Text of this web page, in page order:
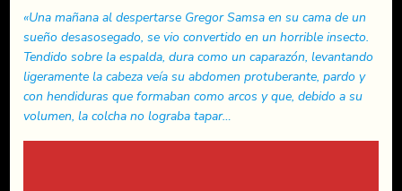
«Una mañana al despertarse Gregor Samsa en su cama de un
sueño desasosegado, se vio convertido en un horrible insecto.
Tendido sobre la espalda, dura como un caparazón, levantando
ligeramente la cabeza veía su abdomen protuberante, pardo y
con hendiduras que formaban como arcos y que, debido a su
volumen, la colcha no lograba tapar…